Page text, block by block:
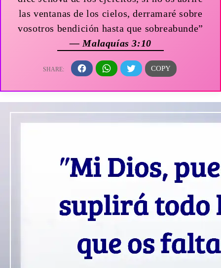
las ventanas de los cielos, derramaré sobre
vosotros bendición hasta que sobreabunde”
— Malaquías 3:10